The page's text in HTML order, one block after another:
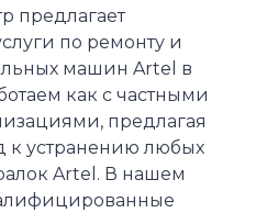
предлагает
по ремонту и
машин Artel в
как с частными
предлагая
к устранению любых
Artel. В нашем